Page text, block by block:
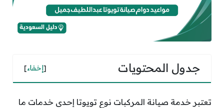
جدول المحتويات [إخفاء]
تعتبر خدمة صيانة المركبات نوع تويوتا إحدى خدمات ما